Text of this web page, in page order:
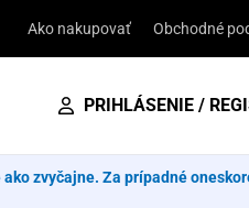
Ako nakupovať Obchodné
PRIHLÁSENIE /
zvyčajne. Za prípadné